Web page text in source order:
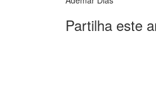
Partilha este